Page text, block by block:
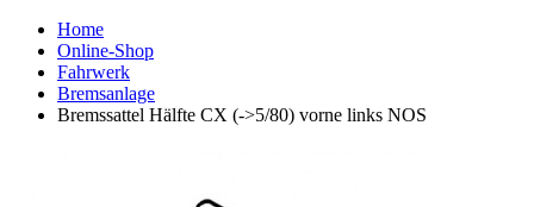
Home
Online-Shop
Fahrwerk
Bremsanlage
Bremssattel Hälfte CX (->5/80) vorne links NOS